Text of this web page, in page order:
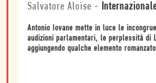
Salvatore Aloïse -
Antonio Iovane mette in luce le
audizioni parlamentari, le perplessità di
aggiungendo qualche elemento